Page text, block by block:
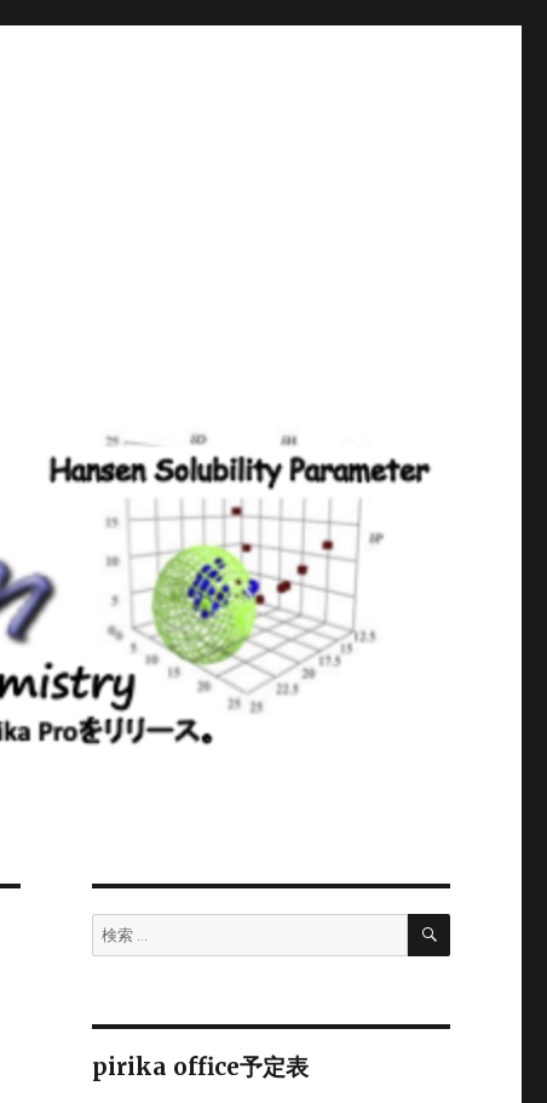
検
索:
検
pirika office予定表